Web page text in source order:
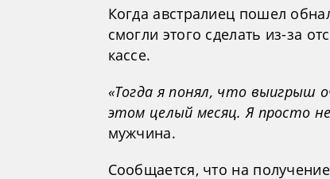
Когда австралиец пошел
смогли этого сделать из-за
кассе.
«Тогда я понял, что выигрыш
этом целый месяц. Я просто
мужчина.
Сообщается, что на